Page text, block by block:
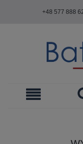
+48 577 888